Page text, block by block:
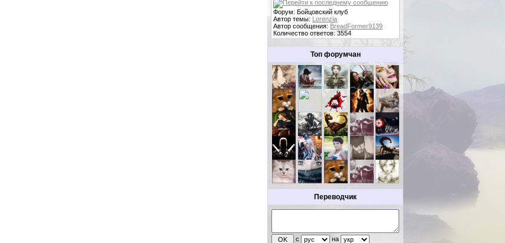
Форум: Бойцовский клуб
Автор темы: Lorenzia
Автор сообщения: BreadFormer9139
Количество ответов: 3554
Топ форумчан
Переводчик
с на